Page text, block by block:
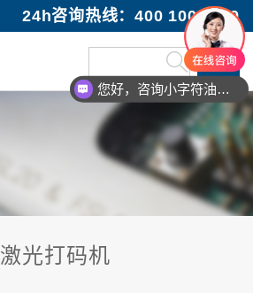
24h咨询热线：400 100 1089
激光打码机
您好，咨询小字符油墨喷码机